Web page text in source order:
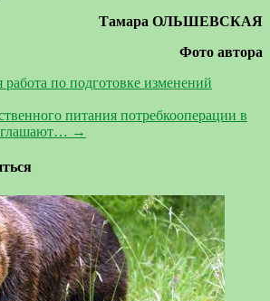
Тамара ОЛЬШЕВСКАЯ
Фото автора
работа по подготовке изменений
питания потребкооперации в
→